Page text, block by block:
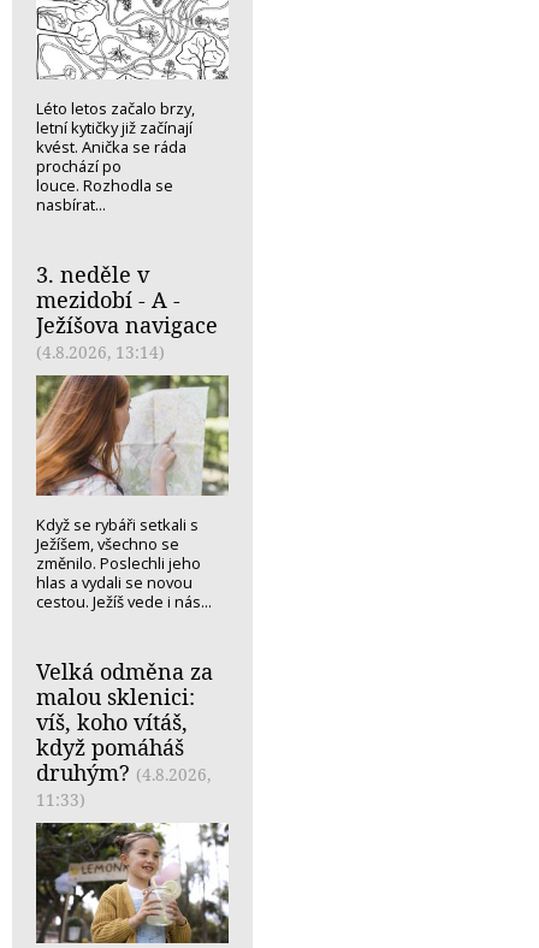
Léto letos začalo brzy,
letní kytičky již začínají
kvést. Anička se ráda
prochází po
louce. Rozhodla se
nasbírat...
3. neděle v
mezidobí - A -
Ježíšova navigace
(4.8.2026, 13:14)
Když se rybáři setkali s
Ježíšem, všechno se
změnilo. Poslechli jeho
hlas a vydali se novou
cestou. Ježíš vede i nás...
Velká odměna za
malou sklenici:
víš, koho vítáš,
když pomáháš
druhým? (4.8.2026,
11:33)